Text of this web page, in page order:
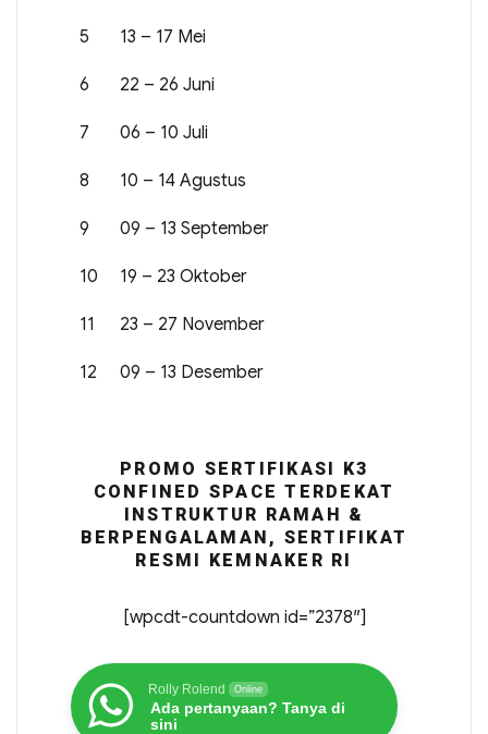
5 13 – 17 Mei
6 22 – 26 Juni
7 06 – 10 Juli
8 10 – 14 Agustus
9 09 – 13 September
10 19 – 23 Oktober
11 23 – 27 November
12 09 – 13 Desember
PROMO SERTIFIKASI K3
CONFINED SPACE TERDEKAT
INSTRUKTUR RAMAH &
BERPENGALAMAN, SERTIFIKAT
RESMI KEMNAKER RI
[wpcdt-countdown id=”2378″]
Rolly Rolend Online
Ada pertanyaan? Tanya di
sini